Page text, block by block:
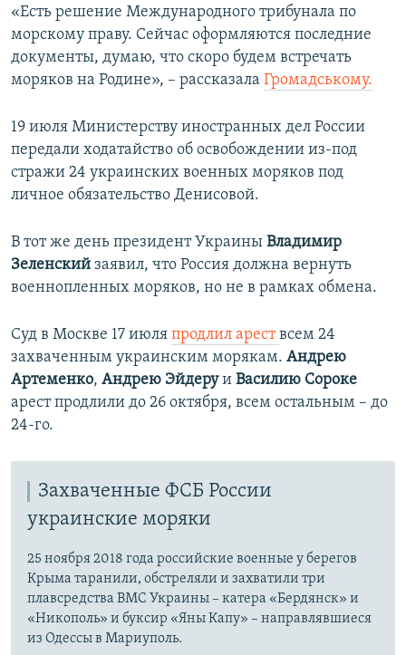
«Есть решение Международного трибунала по
морскому праву. Сейчас оформляются последние
документы, думаю, что скоро будем встречать
моряков на Родине», – рассказала Громадському.
19 июля Министерству иностранных дел России
передали ходатайство об освобождении из-под
стражи 24 украинских военных моряков под
личное обязательство Денисовой.
В тот же день президент Украины Владимир
Зеленский заявил, что Россия должна вернуть
военнопленных моряков, но не в рамках обмена.
Суд в Москве 17 июля продлил арествсем 24
захваченным украинским морякам. Андрею
Артеменко, Андрею Эйдеруи Василию Сороке
арест продлили до 26 октября, всем остальным – до
24-го.
Захваченные ФСБ России
украинские моряки
25 ноября 2018 года российские военные у берегов
Крыма таранили, обстреляли и захватили три
плавсредства ВМС Украины – катера «Бердянск» и
«Никополь» и буксир «Яны Капу» – направлявшиеся
из Одессы в Мариуполь.